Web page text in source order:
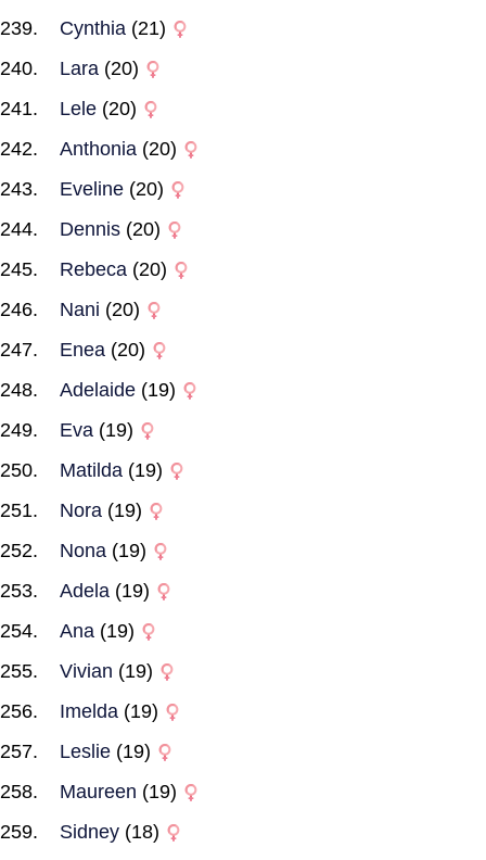
Cynthia (21)
Lara (20)
Lele (20)
Anthonia (20)
Eveline (20)
Dennis (20)
Rebeca (20)
Nani (20)
Enea (20)
Adelaide (19)
Eva (19)
Matilda (19)
Nora (19)
Nona (19)
Adela (19)
Ana (19)
Vivian (19)
Imelda (19)
Leslie (19)
Maureen (19)
Sidney (18)